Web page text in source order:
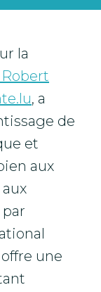
la
, a
de
et
aux
une